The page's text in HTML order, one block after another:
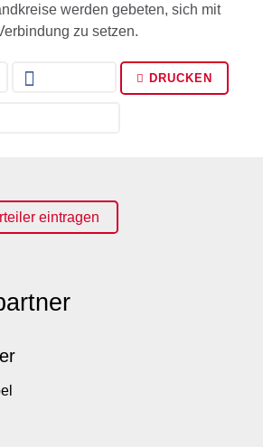
werden gebeten, sich mit
zu setzen.
DRUCKEN
eintragen